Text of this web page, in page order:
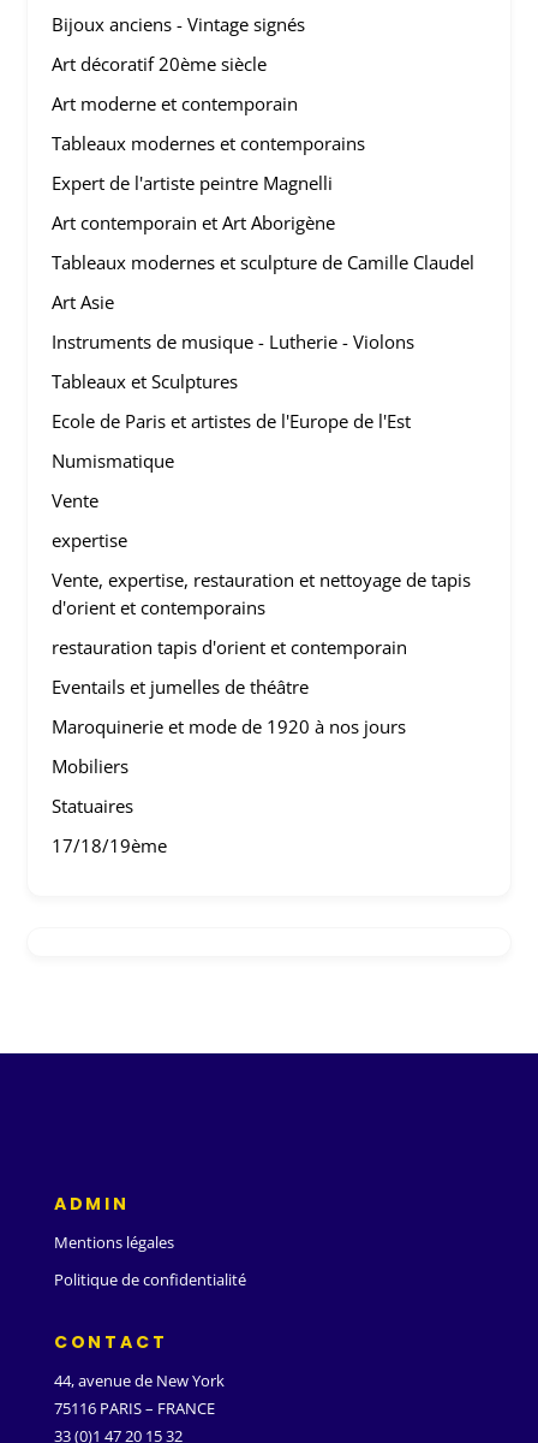
Bijoux anciens - Vintage signés
Art décoratif 20ème siècle
Art moderne et contemporain
Tableaux modernes et contemporains
Expert de l'artiste peintre Magnelli
Art contemporain et Art Aborigène
Tableaux modernes et sculpture de Camille Claudel
Art Asie
Instruments de musique - Lutherie - Violons
Tableaux et Sculptures
Ecole de Paris et artistes de l'Europe de l'Est
Numismatique
Vente
expertise
Vente, expertise, restauration et nettoyage de tapis
d'orient et contemporains
restauration tapis d'orient et contemporain
Eventails et jumelles de théâtre
Maroquinerie et mode de 1920 à nos jours
Mobiliers
Statuaires
17/18/19ème
ADMIN
Mentions légales
Politique de confidentialité
CONTACT
44, avenue de New York
75116 PARIS – FRANCE
33 (0)1 47 20 15 32